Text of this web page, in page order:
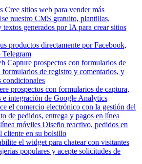
Cree sitios web para vender más
nuestro CMS gratuito, plantillas,
generados por IA para crear sitios
productos directamente por Facebook,
Capture prospectos con formularios de
formularios de registro y comentarios, y
condicionales
prospectos con formularios de captura,
e integración de Google Analytics
el comercio electrónico con la gestión del
de pedidos, entrega y pagos en línea
móviles Diseño reactivo, pedidos en
cliente en su bolsillo
el widget para chatear con visitantes
populares y acepte solicitudes de